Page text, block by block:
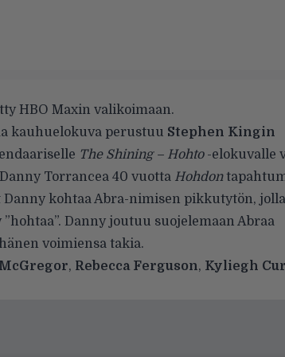
HBO Maxin valikoimaan.
kauhuelokuva perustuu Stephen Kingin
The Shining – Hohto-elokuvalle
Torrancea 40 vuotta Hohdon
kohtaa Abra-nimisen pikkutytön,
Danny joutuu suojelemaan Abraa
voimiensa takia.
, Rebecca Ferguson, Kyliegh